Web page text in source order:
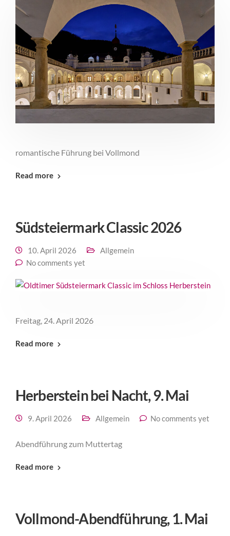
romantische Führung bei Vollmond
Read more
Südsteiermark Classic 2026
10. April 2026
Allgemein
No comments yet
Freitag, 24. April 2026
Read more
Herberstein bei Nacht, 9. Mai
9. April 2026 Allgemein No comments yet
Abendführung zum Muttertag
Read more
Vollmond-Abendführung, 1. Mai